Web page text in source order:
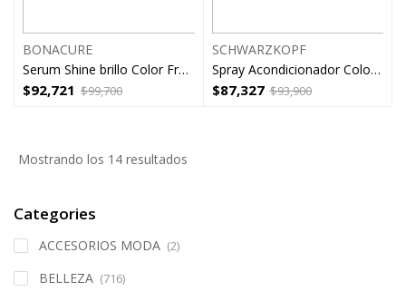
BONACURE
Serum Shine brillo Color Freeze Bonacure
$99,700
$92,721
SCHWARZKOPF
Spray Acondicionador Color Freeze Bonacure
$93,900
$87,327
Mostrando los 14 resultados
Categories
ACCESORIOS MODA (2)
BELLEZA (716)